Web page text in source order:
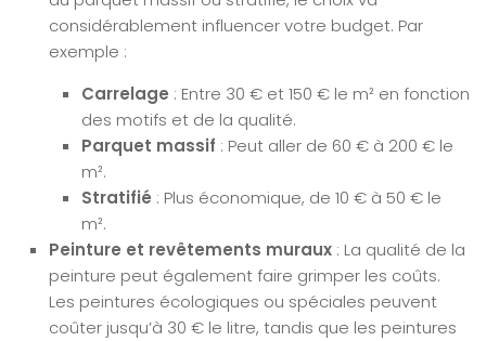
considérablement influencer votre budget. Par
exemple :
Carrelage : Entre 30 € et 150 € le m² en fonction
des motifs et de la qualité.
Parquet massif : Peut aller de 60 € à 200 € le
m².
Stratifié : Plus économique, de 10 € à 50 € le
m².
Peinture et revêtements muraux : La qualité de la
peinture peut également faire grimper les coûts.
Les peintures écologiques ou spéciales peuvent
coûter jusqu’à 30 € le litre, tandis que les peintures